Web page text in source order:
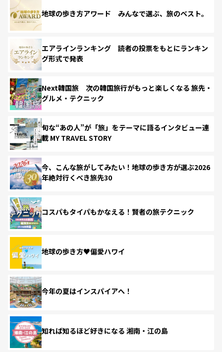
地球の歩き方アワード みんなで選ぶ、旅のベスト。
エアラインランキング 読者の投票をもとにランキン
グ形式で発表
Next韓国旅 次の韓国旅行がもっと楽しくなる 旅先・
グルメ・テクニック
旬な“あの人”が「旅」をテーマに語るインタビュー連
載 MY TRAVEL STORY
今、こんな旅がしてみたい！地球の歩き方が選ぶ2026
年絶対行くべき旅先30
コスパもタイパもかなえる！賢者の旅テクニック
地球の歩き方♥偏愛ハワイ
今年の夏はインスパイアへ！
知れば知るほど好きになる 湘南・江の島